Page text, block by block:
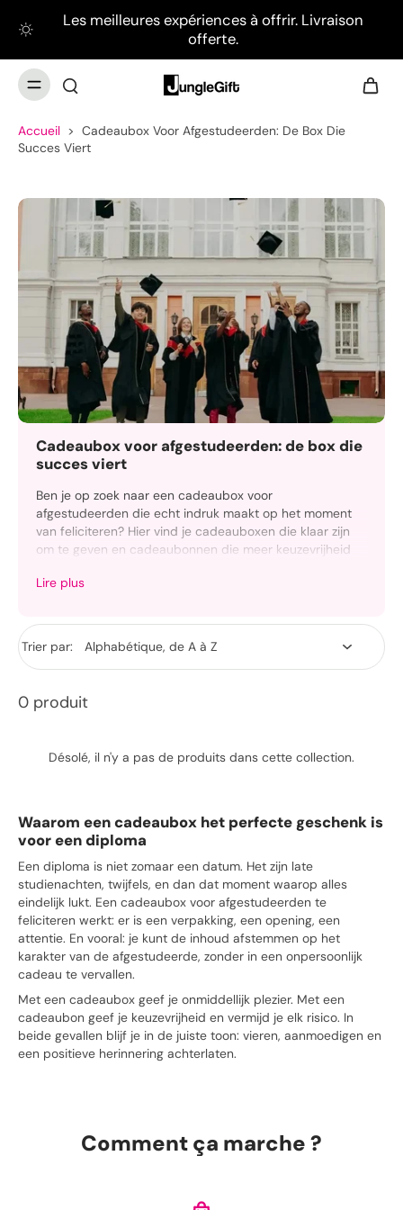
Les meilleures expériences à offrir. Livraison
offerte.
Accueil > Cadeaubox Voor Afgestudeerden: De Box Die
Succes Viert
Cadeaubox voor afgestudeerden: de box die
succes viert
Ben je op zoek naar een cadeaubox voor
afgestudeerden die echt indruk maakt op het moment
van feliciteren? Hier vind je cadeauboxen die klaar zijn
om te geven en cadeaubonnen die meer keuzevrijheid
examen of het einde van een belangrijke fase, het idee
blijft hetzelfde: het moment markeren, de inspanning
waarderen en een cadeau geven dat meteen beleefd
wordt bij het openen of later, wanneer de persoon dat
zelf wil.
Lire plus
Trier par:
0 produit
Désolé, il n'y a pas de produits dans cette collection.
Waarom een cadeaubox het perfecte geschenk is
voor een diploma
Een diploma is niet zomaar een datum. Het zijn late
studienachten, twijfels, en dan dat moment waarop alles
eindelijk lukt. Een cadeaubox voor afgestudeerden te
feliciteren werkt: er is een verpakking, een opening, een
attentie. En vooral: je kunt de inhoud afstemmen op het
karakter van de afgestudeerde, zonder in een onpersoonlijk
cadeau te vervallen.
Met een cadeaubox geef je onmiddellijk plezier. Met een
cadeaubon geef je keuzevrijheid en vermijd je elk risico. In
beide gevallen blijf je in de juiste toon: vieren, aanmoedigen en
een positieve herinnering achterlaten.
aan iemand die liever zelf beslist. Voor een cadeaubox voor
motivatie vinden of gewoon even ademhalen.
Comment ça marche ?